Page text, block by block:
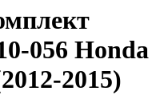
056 Honda
2015)